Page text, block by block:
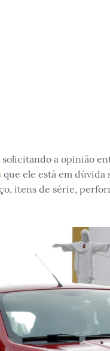
a opinião
que ele está em dúvida
itens de série,